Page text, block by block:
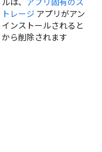
ルは、 アプリ固有のス
トレージ アプリがアン
インストールされると
から削除されます